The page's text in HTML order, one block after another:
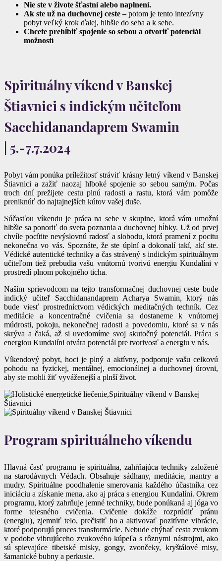
Nie ste v živote šťastní alebo naplnení.
Ak ste už na duchovnej ceste –potom je tento intezívny
pobyt veľký krok ďalej, hlbšie do seba a k sebe.
Chcete prehĺbiť spojenie so sebou a otvoriť potenciál
možností
Spirituálny víkend v Banskej
Štiavnici s indickým učiteľom
Sacchidanandaprem Swamin
| 5.-7.7.2024
Pobyt vám ponúka príležitosť stráviť krásny letný víkend v Banskej
Štiavnici a zažiť naozaj hlboké spojenie so sebou samým. Počas
troch dní prežijete cestu plnú radosti a rastu, ktorá vám pomôže
preniknúť do najtajnejších kútov vašej duše.
Súčasťou víkendu je práca na sebe v skupine, ktorá vám umožní
hlbšie sa ponoriť do sveta poznania a duchovnej hĺbky. Už od prvej
chvíle pocítite nevýslovnú radosť a slobodu, ktorá pramení z pocitu
nekonečna vo vás. Spoznáte, že ste úplní a dokonalí takí, akí ste.
Védické autentické techniky a čas strávený s indickým spirituálnym
učiteľom tiež prebudia vašu vnútornú tvorivú energiu Kundalíni v
prostredí plnom pokojného ticha.
Naším sprievodcom na tejto transformačnej duchovnej ceste bude
indický učiteľ Sacchidanandaprem Acharya Swamin, ktorý nás
bude viesť prostredníctvom védických meditačných techník. Cez
meditácie a koncentračné cvičenia sa dostaneme k vnútornej
múdrosti, pokoju, nekonečnej radosti a povedomiu, ktoré sa v nás
skrýva a čaká, až si uvedomíme svoj skutočný potenciál. Práca s
energiou Kundalíni otvára potenciál pre tvorivosť a energiu v nás.
Víkendový pobyt, hoci je plný a aktívny, podporuje vašu celkovú
pohodu na fyzickej, mentálnej, emocionálnej a duchovnej úrovni,
aby ste mohli žiť vyváženejší a plnší život.
Program spirituálneho víkendu
Hlavná časť programu je spirituálna, zahŕňajúca techniky založené
na starodávnych Védach. Obsahuje sádhany, meditácie, mantry a
mudry. Spirituálne poodhalenie smerovania každého účastníka cez
iniciáciu a získanie mena, ako aj práca s energiou Kundalíni. Okrem
programu, ktorý zahrňuje jemné techniky, bude ponúkaná aj jóga vo
forme telesného cvičenia. Cvičenie dokáže rozprúdiť pránu
(energiu), zjemniť telo, prečistiť ho a aktivovať pozitívne vibrácie,
ktoré podporujú proces transformácie. Nebude chýbať cesta zvukom
v podobe vibrujúceho zvukového kúpeľa s rôznymi nástrojmi, ako
sú spievajúce tibetské misky, gongy, zvončeky, kryštálové misy,
šamanické bubny a perkusie.